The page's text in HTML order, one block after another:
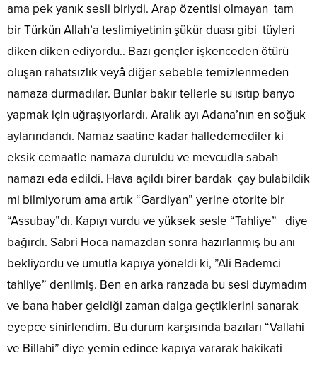
ama pek yanık sesli biriydi. Arap özentisi olmayan tam
bir Türkün Allah’a teslimiyetinin şükür duası gibi tüyleri
diken diken ediyordu.. Bazı gençler işkenceden ötürü
oluşan rahatsızlık veyâ diğer sebeble temizlenmeden
namaza durmadılar. Bunlar bakır tellerle su ısıtıp banyo
yapmak için uğraşıyorlardı. Aralık ayı Adana’nın en soğuk
aylarındandı. Namaz saatine kadar halledemediler ki
eksik cemaatle namaza duruldu ve mevcudla sabah
namazı eda edildi. Hava açıldı birer bardak çay bulabildik
mi bilmiyorum ama artık “Gardiyan” yerine otorite bir
“Assubay”dı. Kapıyı vurdu ve yüksek sesle “Tahliye” diye
bağırdı. Sabri Hoca namazdan sonra hazırlanmış bu anı
bekliyordu ve umutla kapıya yöneldi ki, ”Ali Bademci
tahliye” denilmiş. Ben en arka ranzada bu sesi duymadım
ve bana haber geldiği zaman dalga geçtiklerini sanarak
eyepce sinirlendim. Bu durum karşısında bazıları “Vallahi
ve Billahi” diye yemin edince kapıya vararak hakikati